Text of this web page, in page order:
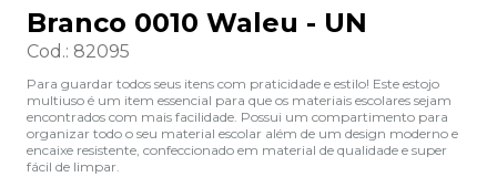
Branco 0010 Waleu - UN
Cod.: 82095
Para guardar todos seus itens com praticidade e estilo! Este estojo
multiuso é um item essencial para que os materiais escolares sejam
encontrados com mais facilidade. Possui um compartimento para
organizar todo o seu material escolar além de um design moderno e
encaixe resistente, confeccionado em material de qualidade e super
fácil de limpar.